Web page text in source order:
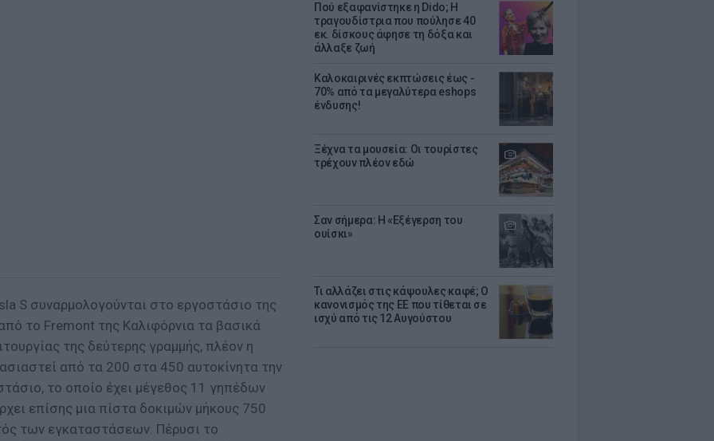
Πού εξαφανίστηκε η Dido; Η
τραγουδίστρια που πούλησε 40
εκ. δίσκους άφησε τη δόξα και
άλλαξε ζωή
Καλοκαιρινές εκπτώσεις έως -
70% από τα μεγαλύτερα eshops
ένδυσης!
Ξέχνα τα μουσεία: Οι τουρίστες
τρέχουν πλέον εδώ
Σαν σήμερα: Η «Εξέγερση του
ουίσκι»
Τι αλλάζει στις κάψουλες καφέ; Ο
κανονισμός της ΕΕ που τίθεται σε
ισχύ από τις 12 Αυγούστου
S συναρμολογούνται στο εργοστάσιο της
το Fremont της Καλιφόρνια τα βασικά
της δεύτερης γραμμής, πλέον η
από τα 200 στα 450 αυτοκίνητα την
το οποίο έχει μέγεθος 11 γηπέδων
επίσης μια πίστα δοκιμών μήκους 750
των εγκαταστάσεων. Πέρυσι το